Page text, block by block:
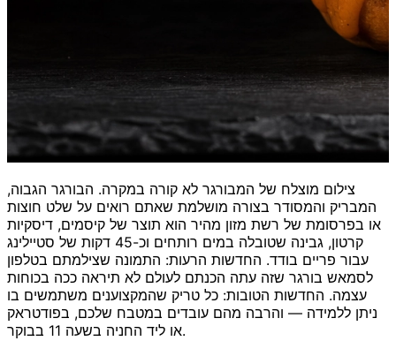
צילום מוצלח של המבורגר לא קורה במקרה. הבורגר הגבוה,
המבריק והמסודר בצורה מושלמת שאתם רואים על שלט חוצות
או בפרסומת של רשת מזון מהיר הוא תוצר של קיסמים, דיסקיות
קרטון, גבינה שטובלה במים רותחים וכ-45 דקות של סטיילינג
עבור פריים בודד. החדשות הרעות: התמונה שצילמתם בטלפון
לסמאש בורגר שזה עתה הכנתם לעולם לא תיראה ככה בכוחות
עצמה. החדשות הטובות: כל טריק שהמקצוענים משתמשים בו
ניתן ללמידה — והרבה מהם עובדים במטבח שלכם, בפודטראק
או ליד החניה בשעה 11 בבוקר.